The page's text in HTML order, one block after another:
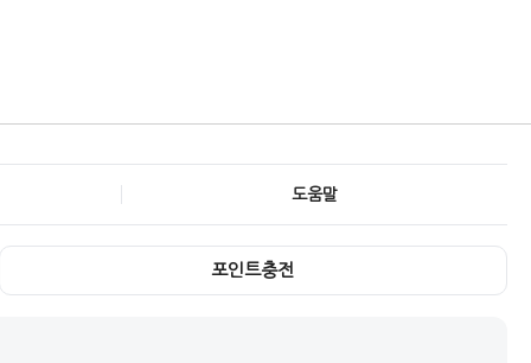
도움말
포인트충전